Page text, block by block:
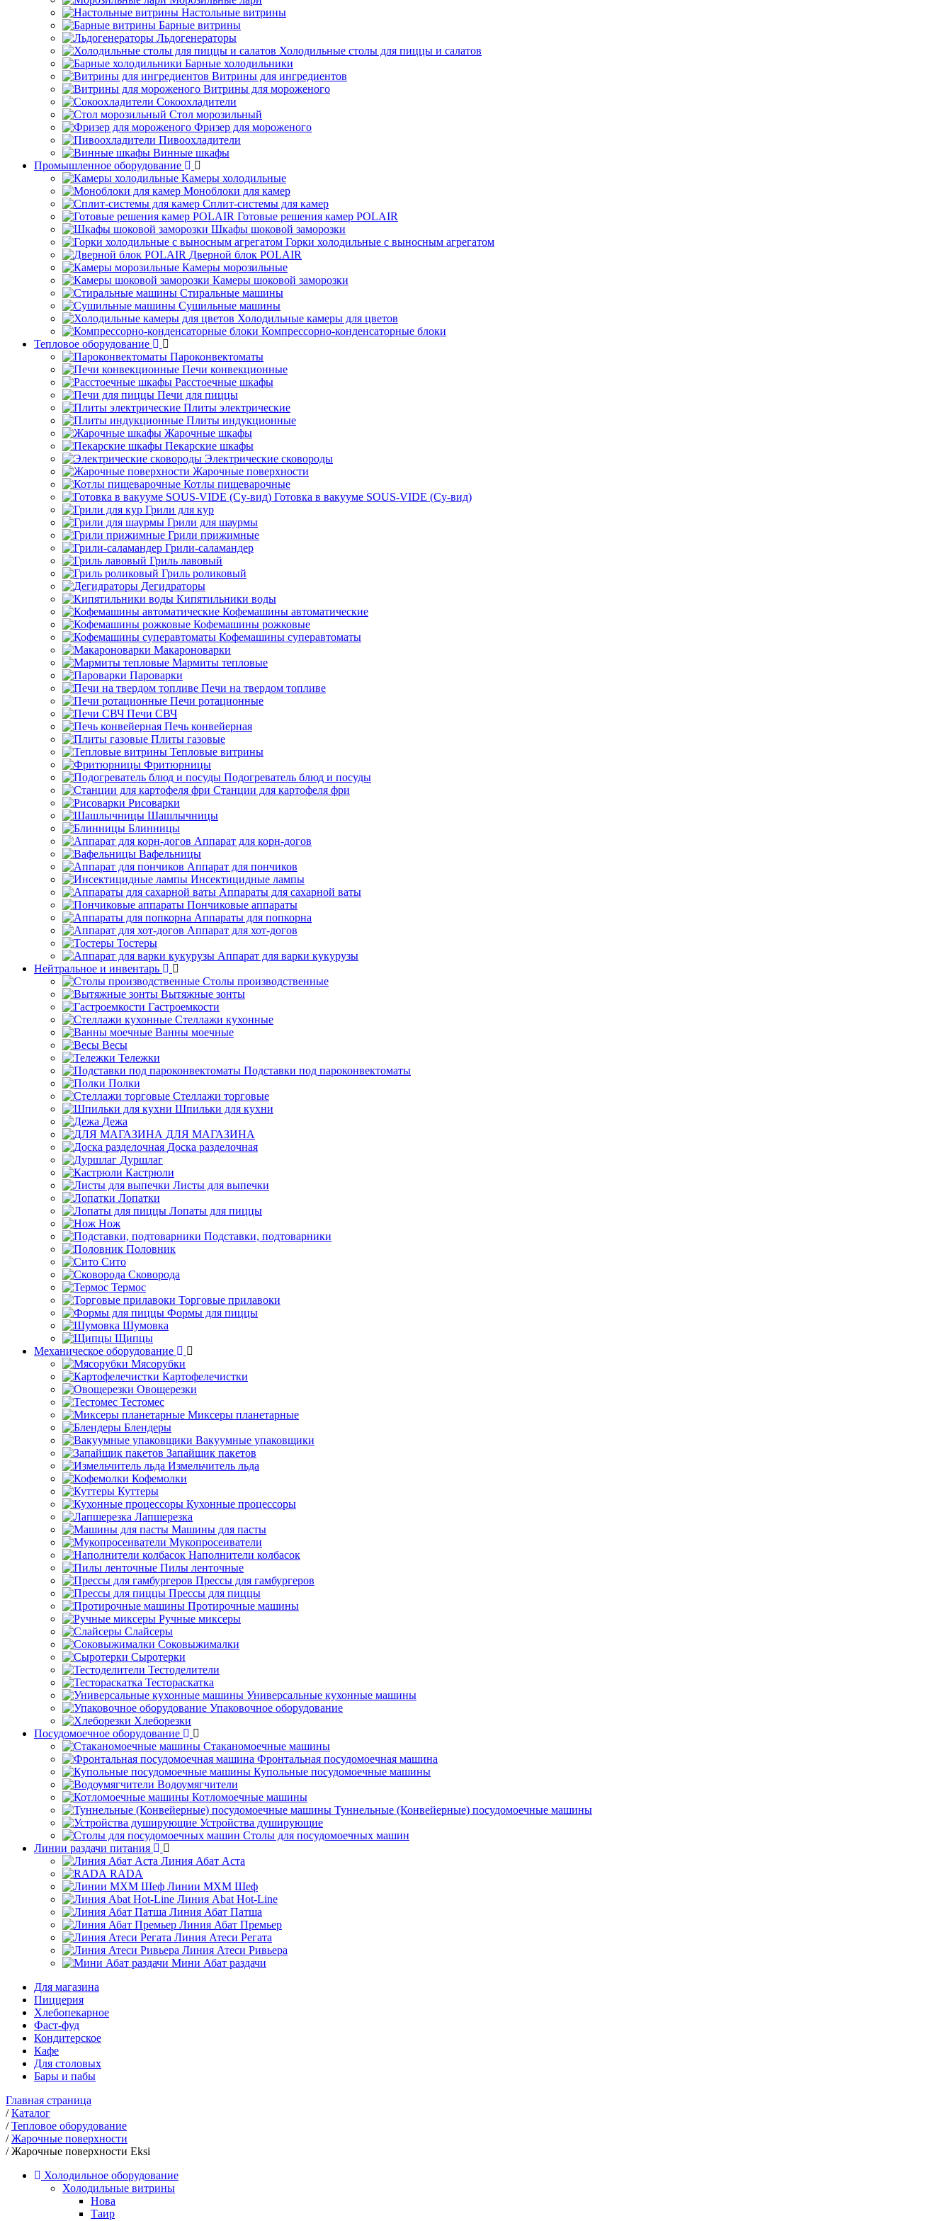
Настольные витрины
Барные витрины
Льдогенераторы
Холодильные столы для пиццы и салатов
Барные холодильники
Витрины для ингредиентов
Витрины для мороженого
Сокоохладители
Стол морозильный
Фризер для мороженого
Пивоохладители
Винные шкафы
Промышленное оборудование
Камеры холодильные
Моноблоки для камер
Сплит-системы для камер
Готовые решения камер POLAIR
Шкафы шоковой заморозки
Горки холодильные с выносным агрегатом
Дверной блок POLAIR
Камеры морозильные
Камеры шоковой заморозки
Стиральные машины
Сушильные машины
Холодильные камеры для цветов
Компрессорно-конденсаторные блоки
Тепловое оборудование
Пароконвектоматы
Печи конвекционные
Расстоечные шкафы
Печи для пиццы
Плиты электрические
Плиты индукционные
Жарочные шкафы
Пекарские шкафы
Электрические сковороды
Жарочные поверхности
Котлы пищеварочные
Готовка в вакууме SOUS-VIDE (Су-вид)
Грили для кур
Грили для шаурмы
Грили прижимные
Грили-саламандер
Гриль лавовый
Гриль роликовый
Дегидраторы
Кипятильники воды
Кофемашины автоматические
Кофемашины рожковые
Кофемашины суперавтоматы
Макароноварки
Мармиты тепловые
Пароварки
Печи на твердом топливе
Печи ротационные
Печи СВЧ
Печь конвейерная
Плиты газовые
Тепловые витрины
Фритюрницы
Подогреватель блюд и посуды
Станции для картофеля фри
Рисоварки
Шашлычницы
Блинницы
Аппарат для корн-догов
Вафельницы
Аппарат для пончиков
Инсектицидные лампы
Аппараты для сахарной ваты
Пончиковые аппараты
Аппараты для попкорна
Аппарат для хот-догов
Тостеры
Аппарат для варки кукурузы
Нейтральное и инвентарь
Столы производственные
Вытяжные зонты
Гастроемкости
Стеллажи кухонные
Ванны моечные
Весы
Тележки
Подставки под пароконвектоматы
Полки
Стеллажи торговые
Шпильки для кухни
Дежа
ДЛЯ МАГАЗИНА
Доска разделочная
Дуршлаг
Кастрюли
Листы для выпечки
Лопатки
Лопаты для пиццы
Нож
Подставки, подтоварники
Половник
Сито
Сковорода
Термос
Торговые прилавоки
Формы для пиццы
Шумовка
Щипцы
Механическое оборудование
Мясорубки
Картофелечистки
Овощерезки
Тестомес
Миксеры планетарные
Блендеры
Вакуумные упаковщики
Запайщик пакетов
Измельчитель льда
Кофемолки
Куттеры
Кухонные процессоры
Лапшерезка
Машины для пасты
Мукопросеиватели
Наполнители колбасок
Пилы ленточные
Прессы для гамбургеров
Прессы для пиццы
Протирочные машины
Ручные миксеры
Слайсеры
Соковыжималки
Сыротерки
Тестоделители
Тестораскатка
Универсальные кухонные машины
Упаковочное оборудование
Хлеборезки
Посудомоечное оборудование
Стаканомоечные машины
Фронтальная посудомоечная машина
Купольные посудомоечные машины
Водоумягчители
Котломоечные машины
Туннельные (Конвейерные) посудомоечные машины
Устройства душирующие
Столы для посудомоечных машин
Линии раздачи питания
Линия Абат Аста
RADA
Линии МХМ Шеф
Линия Abat Hot-Line
Линия Абат Патша
Линия Абат Премьер
Линия Атеси Регата
Линия Атеси Ривьера
Мини Абат раздачи
Для магазина
Пиццерия
Хлебопекарное
Фаст-фуд
Кондитерское
Кафе
Для столовых
Бары и пабы
Главная страница
/Каталог
/Тепловое оборудование
/Жарочные поверхности
/Жарочные поверхности Eksi
Холодильное оборудование
Холодильные витрины
Нова
Таир